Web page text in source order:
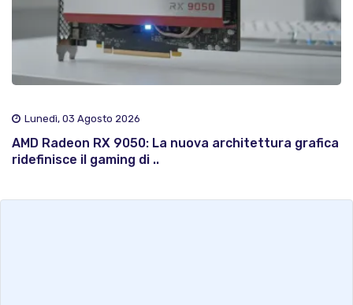
Lunedì, 03 Agosto 2026
AMD Radeon RX 9050: La nuova architettura grafica
ridefinisce il gaming di ..